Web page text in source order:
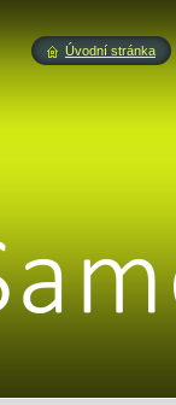
Úvodní stránka